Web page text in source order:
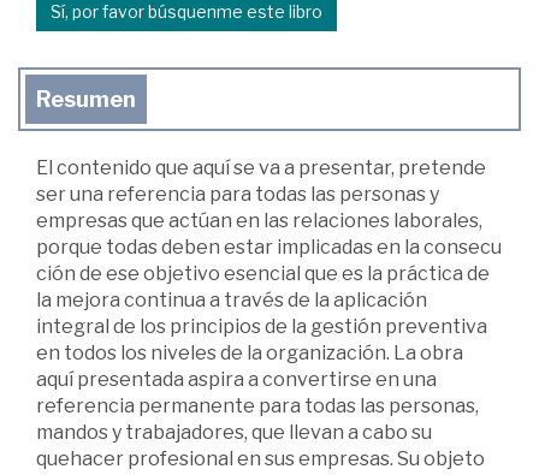
Sí, por favor búsquenme este libro
Resumen
El contenido que aquí se va a presentar, pretende
ser una referencia para todas las personas y
empresas que actúan en las relaciones laborales,
porque todas deben estar implicadas en la consecu
ción de ese objetivo esencial que es la práctica de
la mejora continua a través de la aplicación
integral de los principios de la gestión preventiva
en todos los niveles de la organización. La obra
aquí presentada aspira a convertirse en una
referencia permanente para todas las personas,
mandos y trabajadores, que llevan a cabo su
quehacer profesional en sus empresas. Su objeto